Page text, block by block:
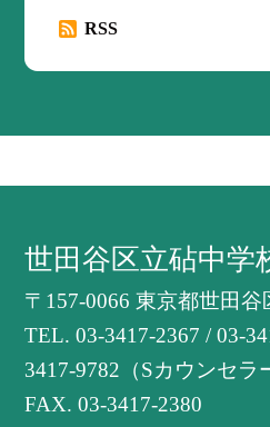
RSS
世田谷区立砧中学
〒157-0066 東京都世田谷
TEL.03-3417-2367 / 03-
3417-9782（Sカウンセラ
FAX. 03-3417-2380